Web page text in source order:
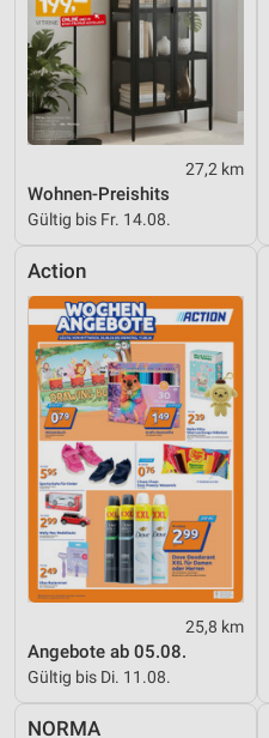
27,2 km
Wohnen-Preishits
Gültig bis Fr. 14.08.
Action
25,8 km
Angebote ab 05.08.
Gültig bis Di. 11.08.
NORMA